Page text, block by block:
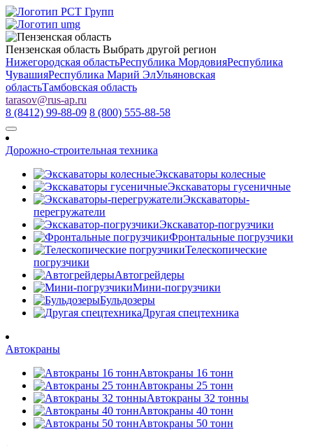
Пензенская область Выбрать другой регион
Нижегородская областьРеспублика МордовияРеспублика
ЧувашияРеспублика Марий ЭлУльяновская
областьТамбовская область
tarasov@rus-ap.ru
8 (8412) 99-88-09 8 (800) 555-88-58
Дорожно-строительная техника
Экскаваторы колесные
Экскаваторы гусеничные
Экскаваторы-
перегружатели
Экскаватор-погрузчики
Фронтальные погрузчики
Телескопические
погрузчики
Автогрейдеры
Мини-погрузчики
Бульдозеры
Другая спецтехника
Автокраны
Автокраны 16 тонн
Автокраны 25 тонн
Автокраны 32 тонны
Автокраны 40 тонн
Автокраны 50 тонн